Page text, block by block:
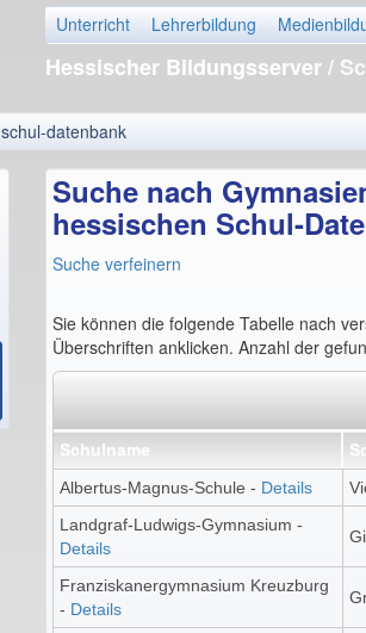
Unterricht Lehrerbildung
Hessischer Bildungsserver/
schul-datenbank
Suche nach
hessischen Schul-
Suche verfeinern
Sie können die folgende Tabelle nach
Überschriften anklicken. Anzahl der
Schulname
Albertus-Magnus-Schule - Details
Landgraf-Ludwigs-Gymnasium -
Details
Franziskanergymnasium Kreuzburg
- Details